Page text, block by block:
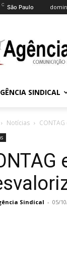
C São Paulo
SINDICAL
Notícias
Sindical - 05/